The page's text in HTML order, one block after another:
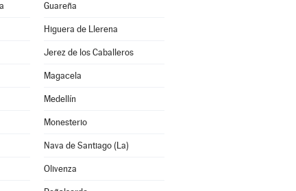
Guareña
Higuera de Llerena
Jerez de los Caballeros
Magacela
Medellín
Monesterio
Nava de Santiago (La)
Olivenza